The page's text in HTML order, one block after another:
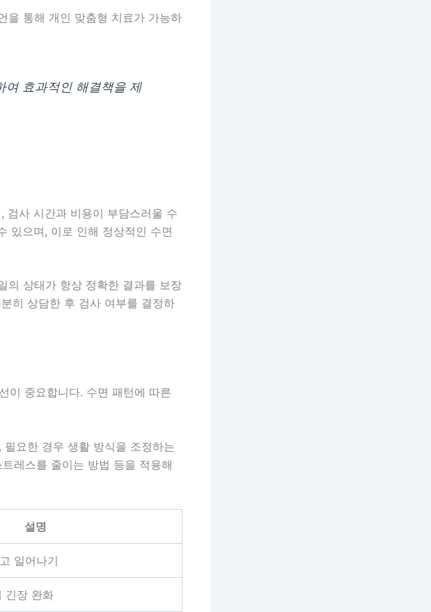
을 통해 개인 맞춤형 치료가 가능하
여 효과적인 해결책을 제
검사 시간과 비용이 부담스러울 수
있으며, 이로 인해 정상적인 수면
의 상태가 항상 정확한 결과를 보장
히 상담한 후 검사 여부를 결정하
이 중요합니다. 수면 패턴에 따른
요한 경우 생활 방식을 조정하는
레스를 줄이는 방법 등을 적용해
설명
일어나기
긴장 완화